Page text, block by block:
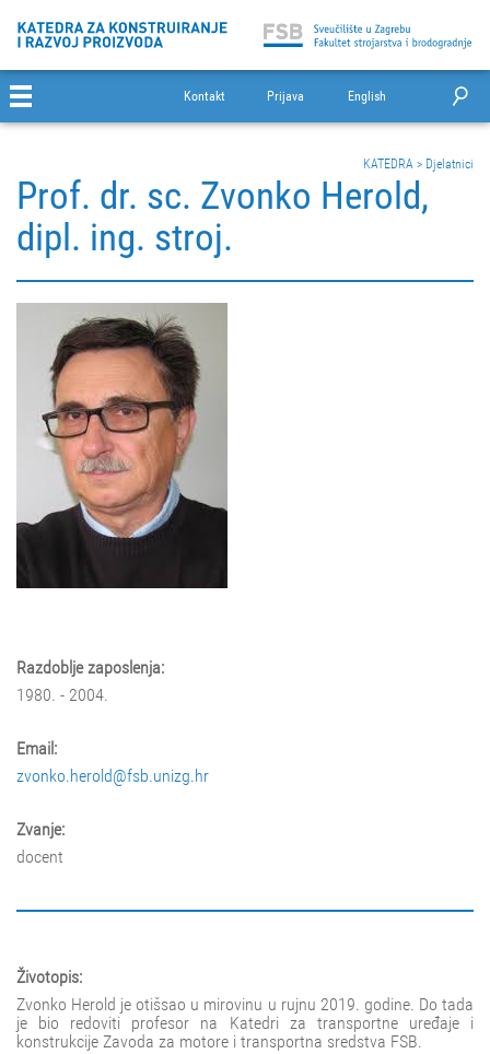
Kontakt Prijava English
KATEDRA > Djelatnici
Prof. dr. sc. Zvonko Herold,
dipl. ing. stroj.
Razdoblje zaposlenja:
1980. - 2004.
Email:
zvonko.herold@fsb.unizg.hr
Zvanje:
docent
Životopis:
Zvonko Herold je otišsao u mirovinu u rujnu 2019. godine. Do tada
je bio redoviti profesor na Katedri za transportne uređaje i
konstrukcije Zavoda za motore i transportna sredstva FSB.